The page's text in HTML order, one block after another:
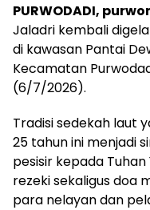
PURWODADI,
Jaladri kembali
di kawasan Pantai
Kecamatan
(6/7/2026).
Tradisi sedekah laut
25 tahun ini menjadi
pesisir kepada
rezeki sekaligus doa
para nelayan dan